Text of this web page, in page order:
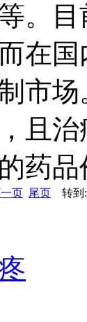
。
在
市
且
药
页 尾页 转到: